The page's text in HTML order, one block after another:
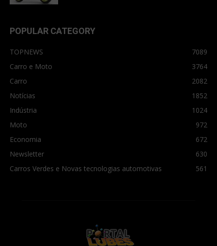
POPULAR CATEGORY
TOPNEWS
7089
Carro e Moto
3764
Carro
2082
Notícias
1852
Indústria
1024
Moto
972
Economia
672
Newsletter
630
Carros Verdes e Novas tecnologias automotivas
561